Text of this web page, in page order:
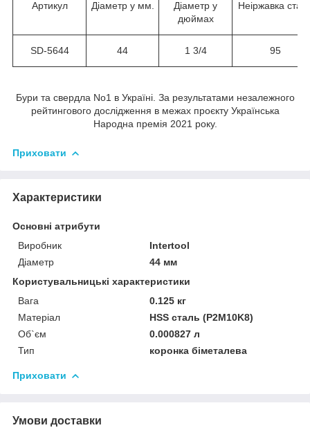
Артикул Діаметр у мм.
Діаметр у
дюймах
Неіржавка
SD-5644 44 1 3/4 95
Бури та свердла No1 в Україні. За результатами незалежного
рейтингового дослідження в межах проєкту Українська
Народна премія 2021 року.
Приховати
Характеристики
Основні атрибути
Виробник
Intertool
Діаметр
44 мм
Користувальницькі характеристики
Вага
0.125 кг
Матеріал
HSS сталь (P2M10K8)
Об`єм
0.000827 л
Тип
коронка біметалева
Приховати
Умови доставки